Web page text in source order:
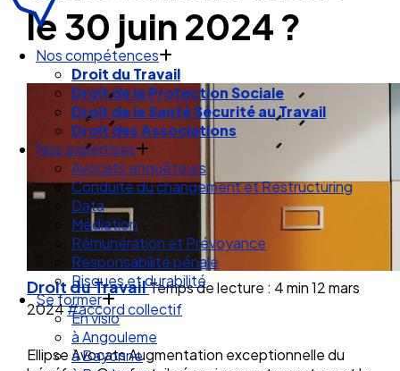
Nos compétences
Droit du Travail
Droit de la Protection Sociale
Droit de la Santé Sécurité au Travail
Droit des Associations
Nos expertises
Avocats enquêteurs
Conduite du changement et Restructuring
Data
Médiation
Rémunération et Prévoyance
Responsabilité pénale
Risques et durabilité
Se former
En visio
à Angouleme
à Bayonne
le 30 juin 2024 ?
Droit du TravailTemps de lecture : 4 min12 mars
2024#accord collectif
Ellipse Avocats Augmentation exceptionnelle du